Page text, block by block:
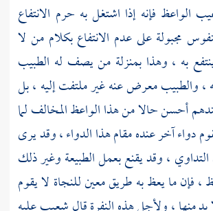
الواعظ فإنه إذا اشتغل به حرم الانتفاع
مجبولة على عدم الانتفاع بكلام من لا
به ، وهذا بمنزلة من يصف له الطبيب
، والطبيب معرض عنه غير ملتفت إليه ، بل
أحسن حالا من هذا الواعظ المخالف لما
دواء آخر عنده مقام هذا الدواء ، وقد يرى
، وقد يقنع بعمل الطبيعة وغير ذلك
فإن ما يعظ به طريق معين للنجاة لا يقوم